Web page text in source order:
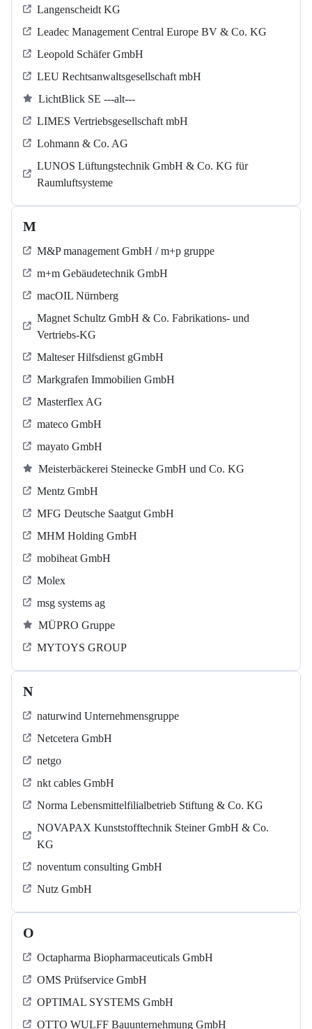
Langenscheidt KG
Leadec Management Central Europe BV & Co. KG
Leopold Schäfer GmbH
LEU Rechtsanwaltsgesellschaft mbH
LichtBlick SE ---alt---
LIMES Vertriebsgesellschaft mbH
Lohmann & Co. AG
LUNOS Lüftungstechnik GmbH & Co. KG für
Raumluftsysteme
M
M&P management GmbH / m+p gruppe
m+m Gebäudetechnik GmbH
macOIL Nürnberg
Magnet Schultz GmbH & Co. Fabrikations- und
Vertriebs-KG
Malteser Hilfsdienst gGmbH
Markgrafen Immobilien GmbH
Masterflex AG
mateco GmbH
mayato GmbH
Meisterbäckerei Steinecke GmbH und Co. KG
Mentz GmbH
MFG Deutsche Saatgut GmbH
MHM Holding GmbH
mobiheat GmbH
Molex
msg systems ag
MÜPRO Gruppe
MYTOYS GROUP
N
naturwind Unternehmensgruppe
Netcetera GmbH
netgo
nkt cables GmbH
Norma Lebensmittelfilialbetrieb Stiftung & Co. KG
NOVAPAX Kunststofftechnik Steiner GmbH & Co.
KG
noventum consulting GmbH
Nutz GmbH
O
Octapharma Biopharmaceuticals GmbH
OMS Prüfservice GmbH
OPTIMAL SYSTEMS GmbH
OTTO WULFF Bauunternehmung GmbH